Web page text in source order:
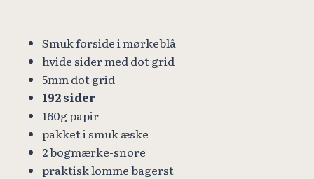
var:
459,00 kr..
er:
399,00 kr..
Smuk forside i mørkeblå
hvide sider med dot grid
5mm dot grid
192 sider
160g papir
pakket i smuk æske
2 bogmærke-snore
praktisk lomme bagerst